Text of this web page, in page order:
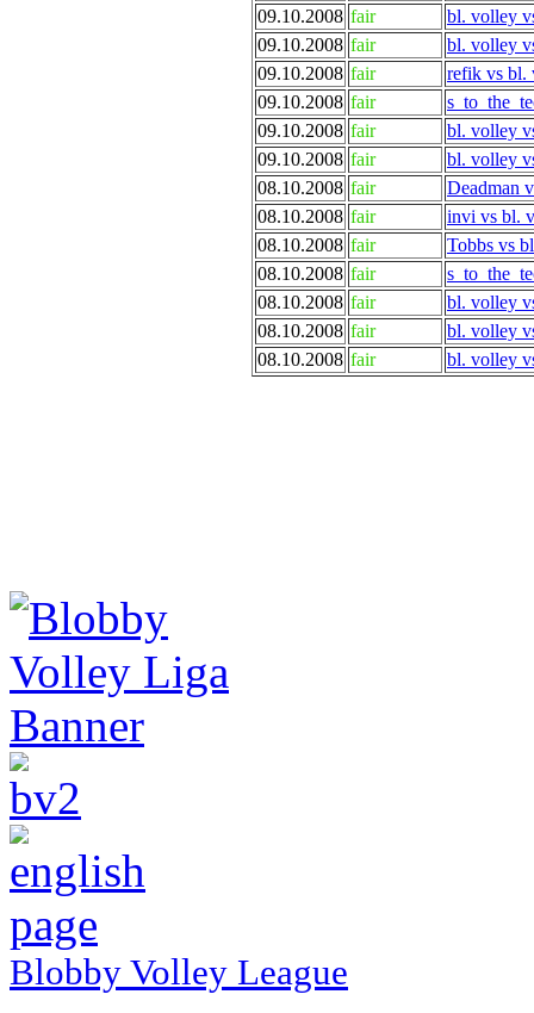
09.10.2008 fair
bl. volley
09.10.2008 fair
bl. volley
09.10.2008 fair
refik vs bl.
09.10.2008 fair
09.10.2008 fair
bl. volley
09.10.2008 fair
bl. volley
08.10.2008 fair
Deadman
08.10.2008 fair
invi vs bl.
08.10.2008 fair
Tobbs vs
08.10.2008 fair
08.10.2008 fair
bl. volley
08.10.2008 fair
bl. volley
08.10.2008 fair bl. volley
Blobby Volley League